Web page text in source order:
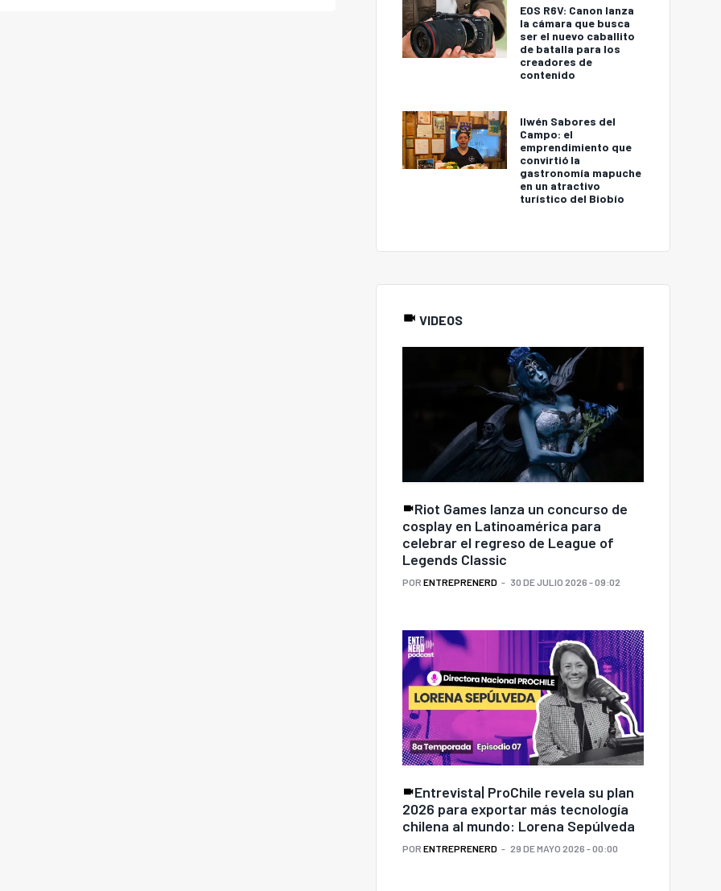
EOS R6V: Canon lanza
la cámara que busca
ser el nuevo caballito
de batalla para los
creadores de
contenido
Ilwén Sabores del
Campo: el
emprendimiento que
convirtió la
gastronomía mapuche
en un atractivo
turístico del Biobío
VIDEOS
Riot Games lanza un concurso de
cosplay en Latinoamérica para
celebrar el regreso de League of
Legends Classic
POR ENTREPRENERD 30 DE JULIO 2026 - 09:02
Entrevista| ProChile revela su plan
2026 para exportar más tecnología
chilena al mundo: Lorena Sepúlveda
POR ENTREPRENERD 29 DE MAYO 2026 - 00:00